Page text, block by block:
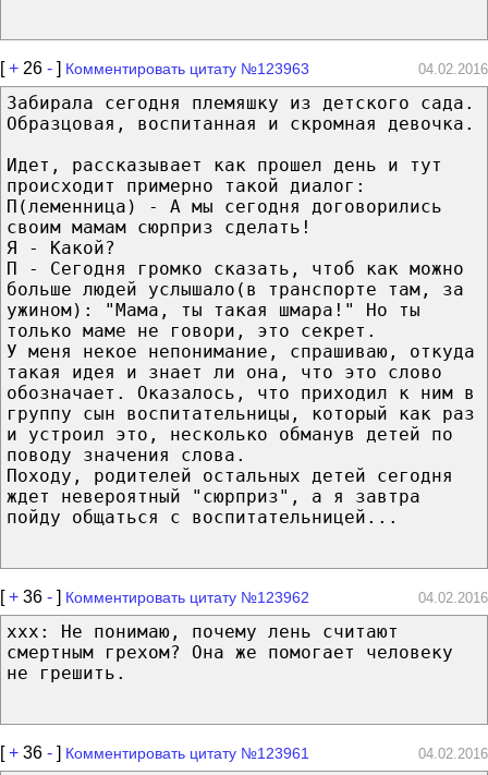
[+ 26 - ] Комментировать цитату №123963 04.02.2016
Забирала сегодня племяшку из детского сада.
Образцовая, воспитанная и скромная девочка.
Идет, рассказывает как прошел день и тут
происходит примерно такой диалог:
П(леменница) - А мы сегодня договорились
своим мамам сюрприз сделать!
Я - Какой?
П - Сегодня громко сказать, чтоб как можно
больше людей услышало(в транспорте там, за
ужином): "Мама, ты такая шмара!" Но ты
только маме не говори, это секрет.
У меня некое непонимание, спрашиваю, откуда
такая идея и знает ли она, что это слово
обозначает. Оказалось, что приходил к ним в
группу сын воспитательницы, который как раз
и устроил это, несколько обманув детей по
поводу значения слова.
Походу, родителей остальных детей сегодня
ждет невероятный "сюрприз", а я завтра
пойду общаться с воспитательницей...
[+ 36 - ] Комментировать цитату №123962 04.02.2016
хxх: Не понимаю, почему лень считают
смертным грехом? Она же помогает человеку
не грешить.
[+ 36 - ] Комментировать цитату №123961 04.02.2016